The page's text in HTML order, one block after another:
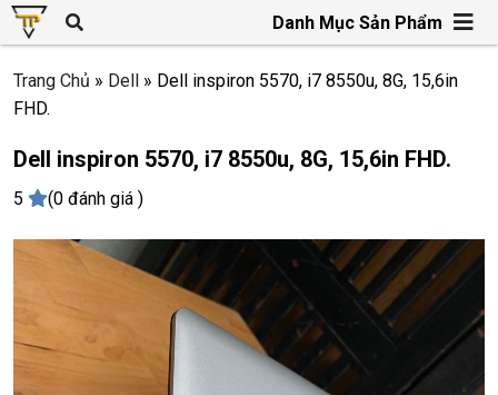
Danh Mục Sản Phẩm
Trang Chủ » Dell » Dell inspiron 5570, i7 8550u, 8G, 15,6in
FHD.
Dell inspiron 5570, i7 8550u, 8G, 15,6in FHD.
5 (0 đánh giá )